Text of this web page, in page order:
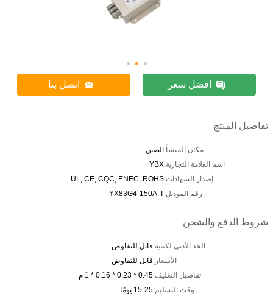
افضل سعر اتصل بنا
تفاصيل المنتج
مكان المنشأ:الصين
اسم العلامة التجارية:YBX
إصدار الشهادات:UL, CE, CQC, ENEC, ROHS
رقم الموديل:YX83G4-150A-T
شروط الدفع والشحن
الحد الأدنى لكمية:قابل للتفاوض
الأسعار:قابل للتفاوض
تفاصيل التغليف:0.45 * 0.23 * 0.16 * 1 م
وقت التسليم:15-25 يومًا